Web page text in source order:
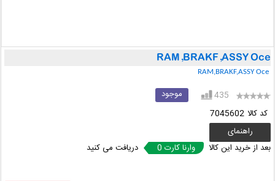
RAM,BRAKF,ASSY
RAM,BRAKF,ASSY Oce
435
موجود
کد کالا 7045602
راهنمای
خرید
از خرید این کالا 0 وارنا کارت دریافت می کنید